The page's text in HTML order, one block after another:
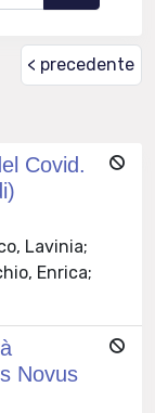
< precedente
Covid.
Lavinia;
Enrica;
Novus